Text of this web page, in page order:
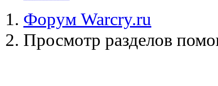
Форум Warcry.ru
Просмотр разделов